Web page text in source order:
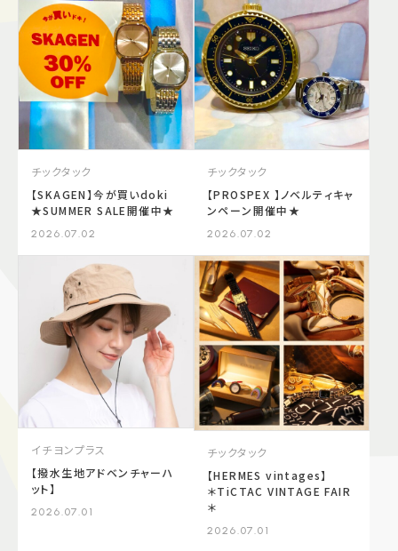
チックタック
【SKAGEN】今が買いdoki
★SUMMER SALE開催中★
2026.07.02
チックタック
【PROSPEX 】ノベルティキャ
ンペーン開催中★
2026.07.02
イチヨンプラス
【撥水生地アドベンチャーハ
ット】
2026.07.01
チックタック
【HERMES vintages】
＊TiCTAC VINTAGE FAIR
＊
2026.07.01